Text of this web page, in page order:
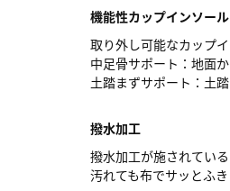
機能性カップインソール
取り外し可能なカップ
中足骨サポート：地面
土踏まずサポート：土
撥水加工
撥水加工が施されてい
汚れても布でサッとふ